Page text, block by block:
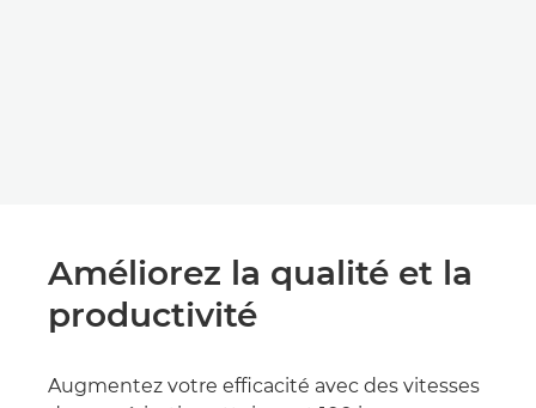
Améliorez la qualité et la
productivité
Augmentez votre efficacité avec des vitesses